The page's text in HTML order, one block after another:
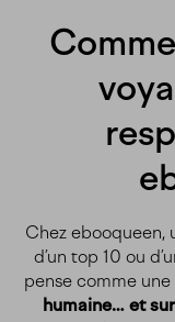
Chez ebooqueen,
d’un top 10 ou
pense comme une
humaine… et